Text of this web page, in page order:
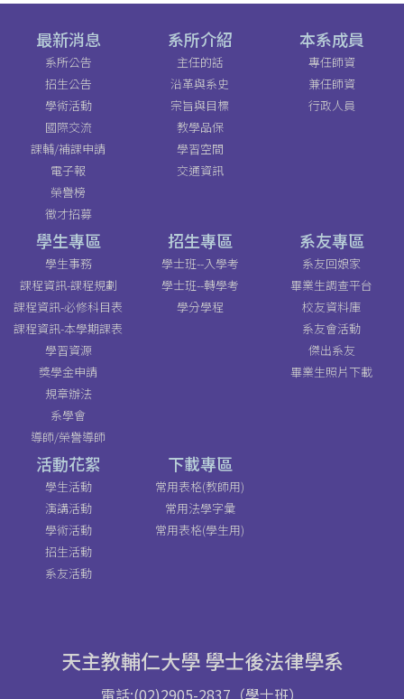
最新消息
系所公告
招生公告
學術活動
國際交流
課輔/補課申請
電子報
榮譽榜
徵才招募
系所介紹
主任的話
沿革與系史
宗旨與目標
教學品保
學習空間
交通資訊
本系成員
專任師資
兼任師資
行政人員
學生專區
學生事務
課程資訊-課程規劃
課程資訊-必修科目表
課程資訊-本學期課表
學習資源
獎學金申請
規章辦法
系學會
導師/榮譽導師
招生專區
學士班--入學考
學士班--轉學考
學分學程
系友專區
系友回娘家
畢業生調查平台
校友資料庫
系友會活動
傑出系友
畢業生照片下載
活動花絮
學生活動
演講活動
學術活動
招生活動
系友活動
下載專區
常用表格(教師用)
常用法學字彙
常用表格(學生用)
天主教輔仁大學 學士後法律學系